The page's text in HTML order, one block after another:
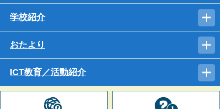
学校紹介
おたより
ICT教育／活動紹介